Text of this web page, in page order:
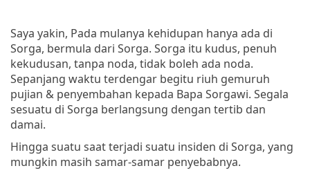
Saya yakin, Pada mulanya kehidupan hanya ada di
Sorga, bermula dari Sorga. Sorga itu kudus, penuh
kekudusan, tanpa noda, tidak boleh ada noda.
Sepanjang waktu terdengar begitu riuh gemuruh
pujian & penyembahan kepada Bapa Sorgawi. Segala
sesuatu di Sorga berlangsung dengan tertib dan
damai.
Hingga suatu saat terjadi suatu insiden di Sorga, yang
mungkin masih samar-samar penyebabnya.